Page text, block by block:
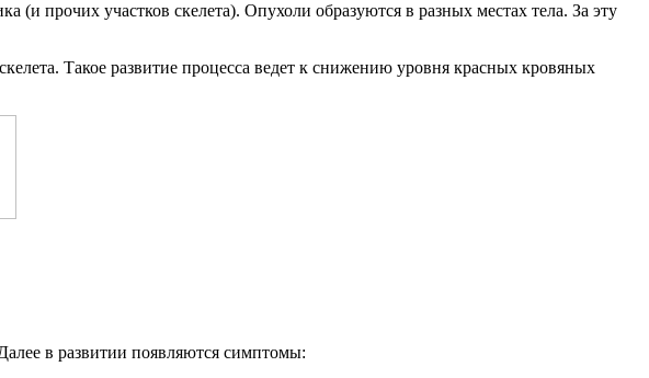
(и прочих участков скелета). Опухоли образуются в разных местах тела. За эту
Такое развитие процесса ведет к снижению уровня красных кровяных
в развитии появляются симптомы: